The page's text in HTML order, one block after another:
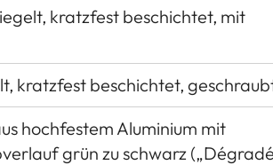
kratzfest beschichtet, mit
kratzfest beschichtet,
hochfestem Aluminium mit
grün zu schwarz